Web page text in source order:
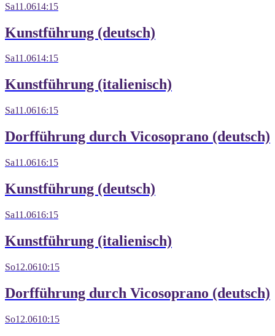
Sa11.0614:15
Kunstführung (deutsch)
Sa11.0614:15
Kunstführung (italienisch)
Sa11.0616:15
Dorfführung durch Vicosoprano (deutsch)
Sa11.0616:15
Kunstführung (deutsch)
Sa11.0616:15
Kunstführung (italienisch)
So12.0610:15
Dorfführung durch Vicosoprano (deutsch)
So12.0610:15